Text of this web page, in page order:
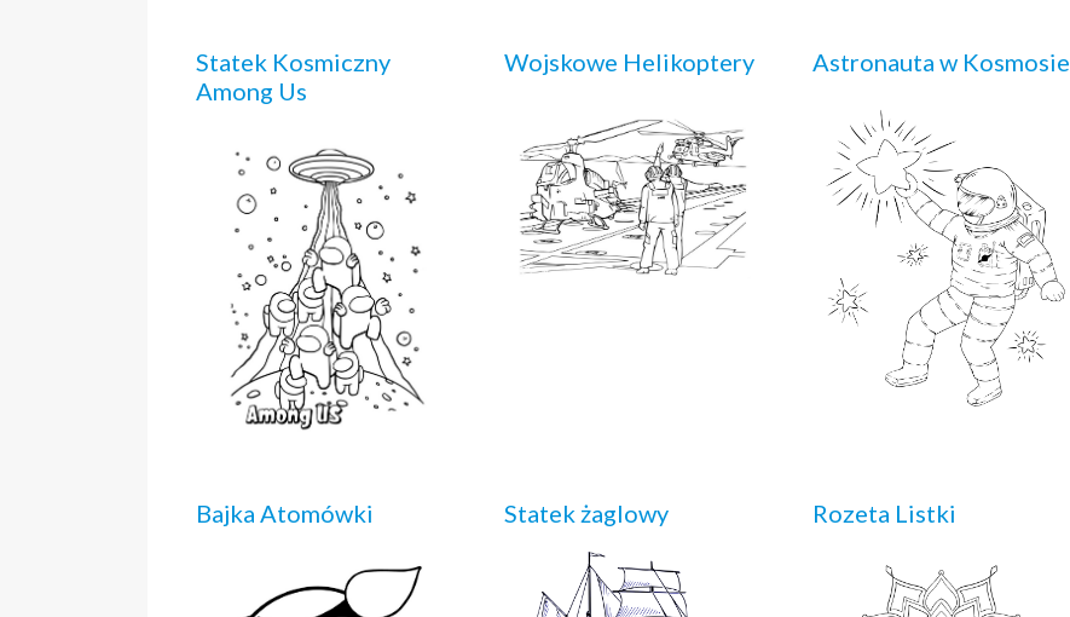
Statek Kosmiczny
Among Us
Wojskowe Helikoptery Astronauta w Kosmosie
Bajka Atomówki Statek żaglowy Rozeta Listki